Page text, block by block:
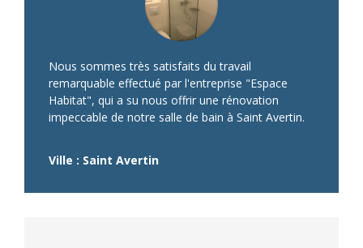
Nous sommes très satisfaits du travail
remarquable effectué par l'entreprise "Espace
Habitat", qui a su nous offrir une rénovation
impeccable de notre salle de bain à Saint Avertin.
Ville : Saint Avertin